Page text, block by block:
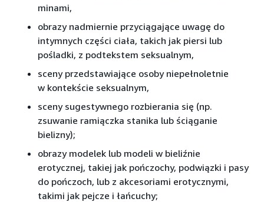
minami,
obrazy nadmiernie przyciągające uwagę do
intymnych części ciała, takich jak piersi lub
pośladki, z podtekstem seksualnym,
sceny przedstawiające osoby niepełnoletnie
w kontekście seksualnym,
sceny sugestywnego rozbierania się (np.
zsuwanie ramiączka stanika lub ściąganie
bielizny);
obrazy modelek lub modeli w bieliźnie
erotycznej, takiej jak pończochy, podwiązki i pasy
do pończoch, lub z akcesoriami erotycznymi,
takimi jak pejcze i łańcuchy;